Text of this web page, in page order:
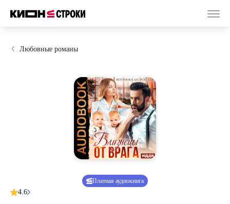
Любовные романы
Платная аудиокнига
4.6